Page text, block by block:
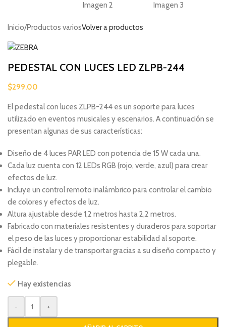
Inicio/Productos variosVolver a productos
PEDESTAL CON LUCES LED ZLPB-244
$299.00
El pedestal con luces ZLPB-244 es un soporte para luces
utilizado en eventos musicales y escenarios. A continuación se
presentan algunas de sus características:
Diseño de 4 luces PAR LED con potencia de 15 W cada una.
Cada luz cuenta con 12 LEDs RGB (rojo, verde, azul) para crear
efectos de luz.
Incluye un control remoto inalámbrico para controlar el cambio
de colores y efectos de luz.
Altura ajustable desde 1,2 metros hasta 2,2 metros.
Fabricado con materiales resistentes y duraderos para soportar
el peso de las luces y proporcionar estabilidad al soporte.
Fácil de instalar y de transportar gracias a su diseño compacto y
plegable.
Hay existencias
- +